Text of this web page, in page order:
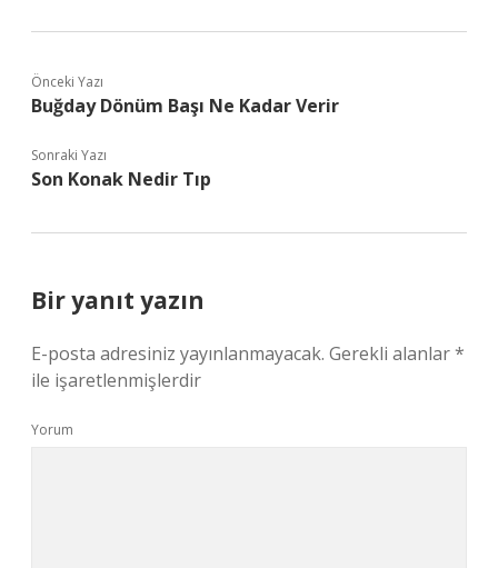
Önceki Yazı
Buğday Dönüm Başı Ne Kadar Verir
Sonraki Yazı
Son Konak Nedir Tıp
Bir yanıt yazın
E-posta adresiniz yayınlanmayacak. Gerekli alanlar*
ile işaretlenmişlerdir
Yorum